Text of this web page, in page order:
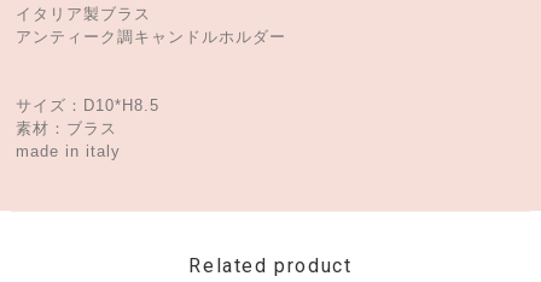
イタリア製ブラス
アンティーク調キャンドルホルダー
サイズ：D10*H8.5
素材：ブラス
made in italy
Related product